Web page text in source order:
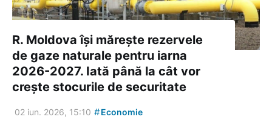
R. Moldova își mărește rezervele
de gaze naturale pentru iarna
2026-2027. Iată până la cât vor
crește stocurile de securitate
02 iun. 2026, 15:10 #Economie